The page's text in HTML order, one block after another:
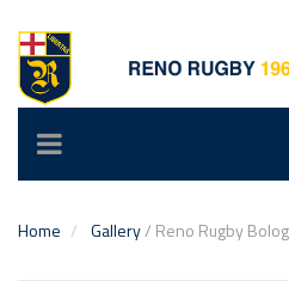
Toggle
navigation
Home Gallery/ Reno Rugby